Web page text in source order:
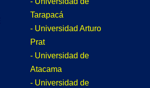
Tarapacá
- Universidad Arturo
Prat
- Universidad de
Atacama
- Universidad de